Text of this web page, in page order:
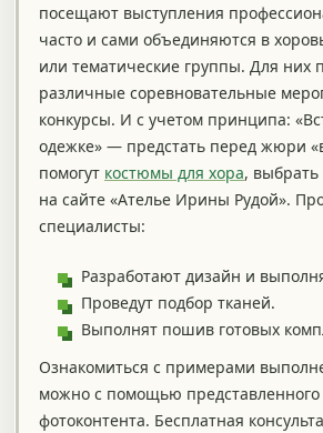
посещают выступления
часто и сами объединяются в
или тематические группы. Для них
различные соревновательные
конкурсы. И с учетом принципа:
одежке» — предстать перед жюри
помогут костюмы для хора,
на сайте «Ателье Ирины Рудой».
специалисты:
Разработают дизайн и
Проведут подбор тканей.
Выполнят пошив готовых
Ознакомиться с примерами
можно с помощью представленного
фотоконтента. Бесплатная